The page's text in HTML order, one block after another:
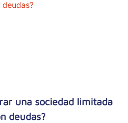
una sociedad limitada
deudas?